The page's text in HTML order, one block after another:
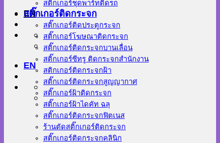
EN
EN
สติ๊กเกอร์ชุดพาร์ทติดรถ
สติ๊กเกอร์ติดกระจก
สติ๊กเกอร์ติดประตูกระจก
สติ๊กเกอร์โฆษณาติดกระจก
สติ๊กเกอร์ติดกระจกบานเลื่อน
สติ๊กเกอร์ซีทรู ติดกระจกสำนักงาน
สติกเกอร์ติดกระจกฝ้า
สติ๊กเกอร์ติดกระจกสูญญากาศ
สติ๊กเกอร์ฝ้าติดกระจก
สติ๊กเกอร์ฝ้าไดคัท ฉลุ
สติ๊กเกอร์ติดกระจกฟิตเนส
ร้านตัดสติ๊กเกอร์ติดกระจก
สติ๊กเกอร์ติดกระจกคลินิก